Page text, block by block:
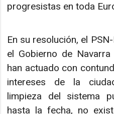
progresistas en toda
En su resolución, el
el Gobierno de
han actuado con
intereses de la
limpieza del sistema
hasta la fecha, no